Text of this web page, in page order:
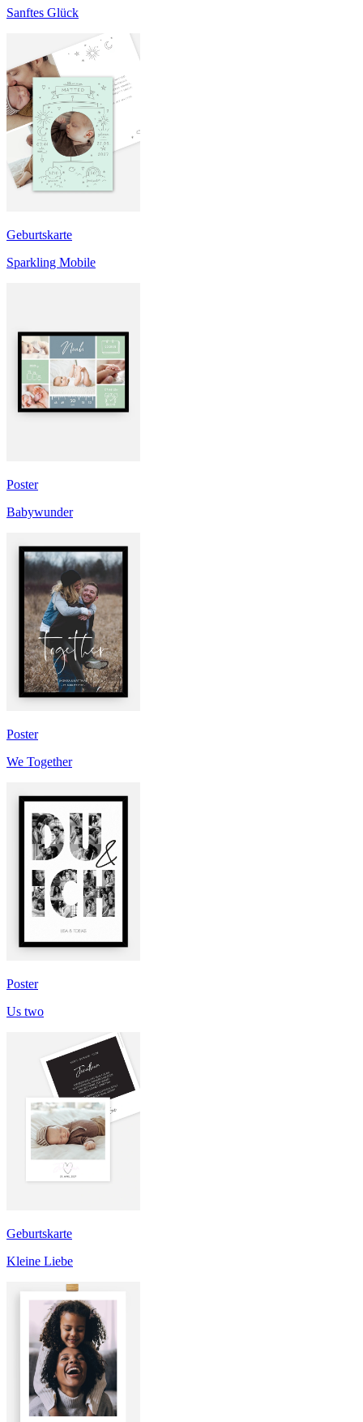
Sanftes Glück
Geburtskarte
Sparkling Mobile
Poster
Babywunder
Poster
We Together
Poster
Us two
Geburtskarte
Kleine Liebe